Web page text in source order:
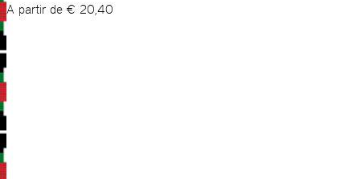
A partir de € 20,40